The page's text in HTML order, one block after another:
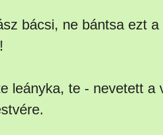
bácsi, ne bántsa ezt
leányka, te - nevetett a